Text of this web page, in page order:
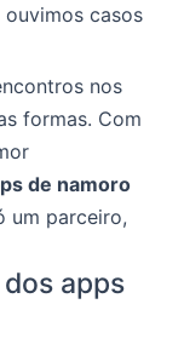
casos
nos
formas. Com
de namoro
um parceiro,
apps